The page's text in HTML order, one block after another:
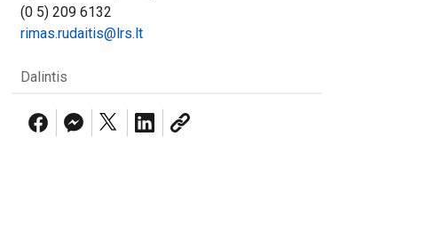
(0 5) 209 6132
rimas.rudaitis@lrs.lt
Dalintis